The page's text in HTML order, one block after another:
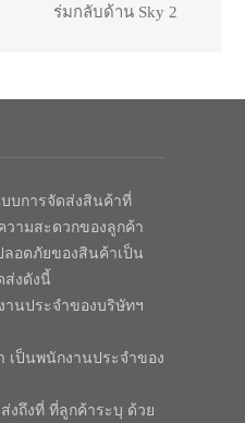
ร่มกลับด้าน Sky 2
บการจัดส่งสินค้าที่
วามสะดวกของลูกค้า
ลอดภัยของสินค้าเป็น
ส่งดังนี้
านประจำของบริษัทฯ
เป็นพนักงานประจำของ
งถึงที่ ที่ลูกค้าระบุ ด้วย